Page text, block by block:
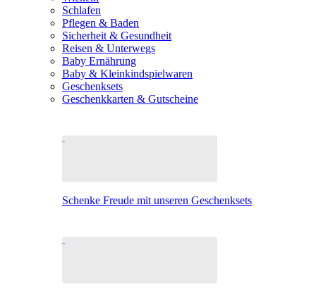
Schlafen
Pflegen & Baden
Sicherheit & Gesundheit
Reisen & Unterwegs
Baby Ernährung
Baby & Kleinkindspielwaren
Geschenksets
Geschenkkarten & Gutscheine
Schenke Freude mit unseren Geschenksets